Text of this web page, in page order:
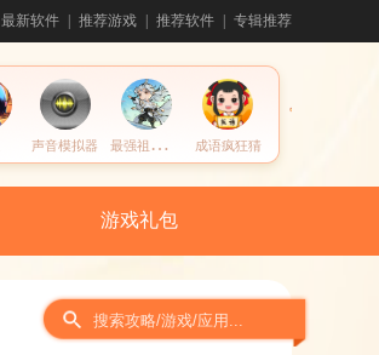
最新软件 推荐游戏 推荐软件 专辑推荐
声音模拟器 最
强祖师宗门模拟器 成语疯狂猜
游戏礼包